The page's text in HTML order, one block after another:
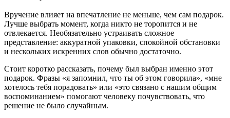
Вручение влияет на впечатление не меньше, чем сам подарок.
Лучше выбрать момент, когда никто не торопится и не
отвлекается. Необязательно устраивать сложное
представление: аккуратной упаковки, спокойной обстановки
и нескольких искренних слов обычно достаточно.
Стоит коротко рассказать, почему был выбран именно этот
подарок. Фразы «я запомнил, что ты об этом говорила», «мне
хотелось тебя порадовать» или «это связано с нашим общим
воспоминанием» помогают человеку почувствовать, что
решение не было случайным.